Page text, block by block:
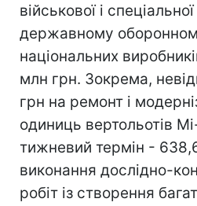
військової і
державному
національних
млн грн. Зокрема,
грн на ремонт і
одиниць вертольотів
тижневий термін -
виконання дослідно-
робіт із створення